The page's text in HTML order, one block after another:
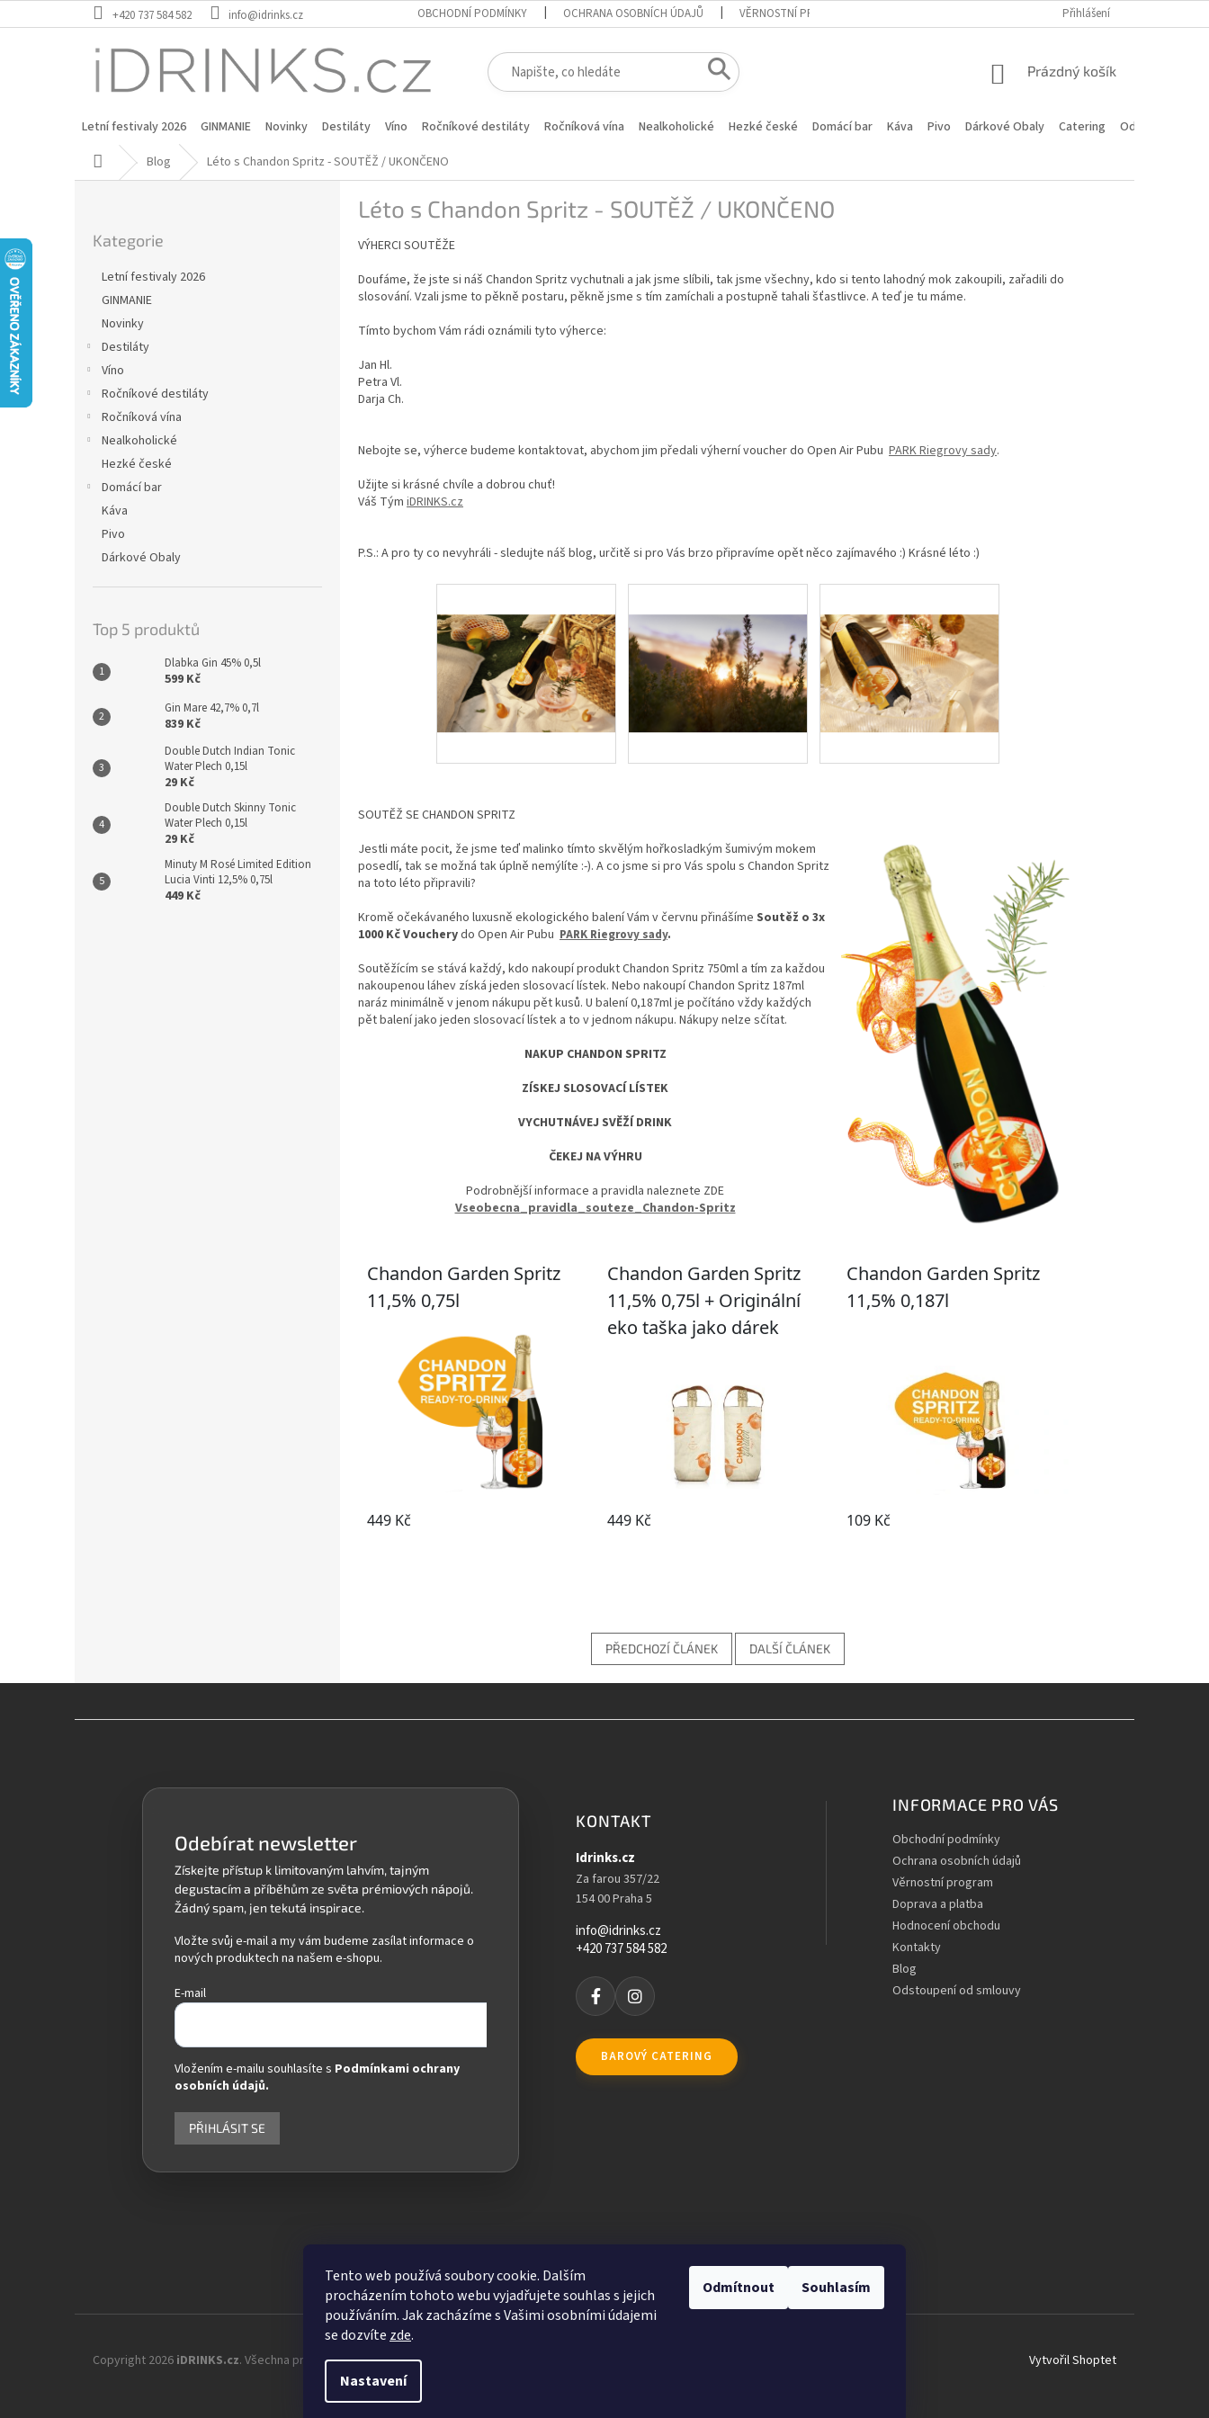
Tento web používá soubory cookie. Dalším
procházením tohoto webu vyjadřujete souhlas s jejich
používáním. Jak zacházíme s Vašimi osobními údajemi
se dozvíte zde.
Nastavení
Odmítnout Souhlasím
na
+420 737 584 582 info@idrinks.cz OBCHODNÍ PODMÍNKY OCHRANA OSOBNÍCH ÚDAJŮ VĚRNOSTNÍ PROGRAM HODNOCENÍ OBCHODU
Přihlášení
NÁKUPNÍ
Prázdný košík
Letní festivaly 2026 GINMANIE Novinky Destiláty Víno Ročníkové destiláty Ročníková vína Nealkoholické Hezké české Domácí bar Káva Pivo Dárkové Obaly Catering
Odstoupení od
Domů Blog Léto s Chandon Spritz - SOUTĚŽ / UKONČENO
kategorie
Kategorie
Letní festivaly 2026
GINMANIE
Novinky
Destiláty
Víno
Ročníkové destiláty
Ročníková vína
Nealkoholické
Hezké české
Domácí bar
Káva
Pivo
Dárkové Obaly
Top 5 produktů
Dlabka Gin 45% 0,5l
599 Kč
Gin Mare 42,7% 0,7l
839 Kč
Double Dutch Indian Tonic
Water Plech 0,15l
29 Kč
Double Dutch Skinny Tonic
Water Plech 0,15l
29 Kč
Minuty M Rosé Limited Edition
Lucia Vinti 12,5% 0,75l
449 Kč
Léto s Chandon Spritz - SOUTĚŽ / UKONČENO
VÝHERCI SOUTĚŽE
Doufáme, že jste si náš Chandon Spritz vychutnali a jak jsme slíbili, tak jsme všechny, kdo si tento lahodný mok zakoupili, zařadili do
slosování. Vzali jsme to pěkně postaru, pěkně jsme s tím zamíchali a postupně tahali šťastlivce. A teď je tu máme.
Tímto bychom Vám rádi oznámili tyto výherce:
Jan Hl.
Petra Vl.
Darja Ch.
Nebojte se, výherce budeme kontaktovat, abychom jim předali výherní voucherdo Open Air Pubu PARK Riegrovy sady.
Užijte si krásné chvíle a dobrou chuť!
Váš Tým iDRINKS.cz
P.S.: A pro ty co nevyhráli - sledujte náš blog, určitě si pro Vás brzo připravíme opět něco zajímavého :) Krásné léto :)
SOUTĚŽ SE CHANDON SPRITZ
Jestli máte pocit, že jsme teď malinko tímto skvělým hořkosladkým šumivým mokem
posedlí, tak se možná tak úplně nemýlíte :-). A co jsme si pro Vás spolu s Chandon Spritz
na toto léto připravili?
Kromě očekávaného luxusně ekologického balení Vám v červnu přinášíme Soutěž o 3x
1000 Kč Voucherydo Open Air Pubu PARK Riegrovy sady.
Soutěžícím se stává každý, kdo nakoupí produkt Chandon Spritz 750ml a tím za každou
nakoupenou láhev získá jeden slosovací lístek. Nebo nakoupí Chandon Spritz 187ml
naráz minimálně v jenom nákupu pět kusů. U balení 0,187ml je počítáno vždy každých
pět balení jako jeden slosovací lístek a to v jednom nákupu. Nákupy nelze sčítat.
NAKUP CHANDON SPRITZ
ZÍSKEJ SLOSOVACÍ LÍSTEK
VYCHUTNÁVEJ SVĚŽÍ DRINK
ČEKEJ NA VÝHRU
Podrobnější informace a pravidla naleznete ZDE
Vseobecna_pravidla_souteze_Chandon-Spritz
PŘEDCHOZÍ ČLÁNEK DALŠÍ ČLÁNEK
Odebírat newsletter
Vložte svůj e-mail a my vám budeme zasílat informace o
nových produktech na našem e-shopu.
E-mail
Vložením e-mailu souhlasíte s Podmínkami ochrany
osobních údajů.
PŘIHLÁSIT SE
KONTAKT
Idrinks.cz
Za farou 357/22
154 00 Praha 5
info@idrinks.cz
+420 737 584 582
BAROVÝ CATERING
INFORMACE PRO VÁS
Obchodní podmínky
Ochrana osobních údajů
Věrnostní program
Doprava a platba
Hodnocení obchodu
Kontakty
Blog
Odstoupení od smlouvy
Vytvořil Shoptet
Copyright 2026 iDRINKS.cz. Všechna práva vyhrazena.Upravit nastavení cookies